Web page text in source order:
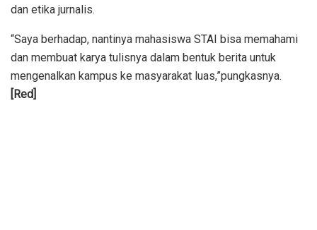
dan etika jurnalis.
“Saya berhadap, nantinya mahasiswa STAI bisa memahami
dan membuat karya tulisnya dalam bentuk berita untuk
mengenalkan kampus ke masyarakat luas,”pungkasnya.
[Red]